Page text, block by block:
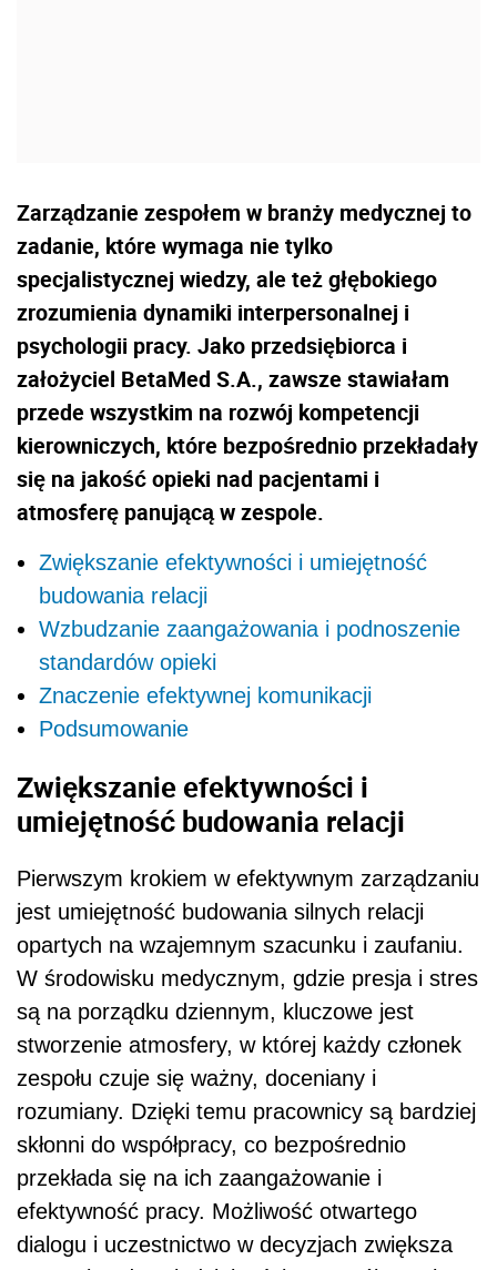
Zarządzanie zespołem w branży medycznej to
zadanie, które wymaga nie tylko
specjalistycznej wiedzy, ale też głębokiego
zrozumienia dynamiki interpersonalnej i
psychologii pracy. Jako przedsiębiorca i
założyciel BetaMed S.A., zawsze stawiałam
przede wszystkim na rozwój kompetencji
kierowniczych, które bezpośrednio przekładały
się na jakość opieki nad pacjentami i
atmosferę panującą w zespole.
Zwiększanie efektywności i umiejętność
budowania relacji
Wzbudzanie zaangażowania i podnoszenie
standardów opieki
Znaczenie efektywnej komunikacji
Podsumowanie
Zwiększanie efektywności i
umiejętność budowania relacji
Pierwszym krokiem w efektywnym zarządzaniu
jest umiejętność budowania silnych relacji
opartych na wzajemnym szacunku i zaufaniu.
W środowisku medycznym, gdzie presja i stres
są na porządku dziennym, kluczowe jest
stworzenie atmosfery, w której każdy członek
zespołu czuje się ważny, doceniany i
rozumiany. Dzięki temu pracownicy są bardziej
skłonni do współpracy, co bezpośrednio
przekłada się na ich zaangażowanie i
efektywność pracy. Możliwość otwartego
dialogu i uczestnictwo w decyzjach zwiększa